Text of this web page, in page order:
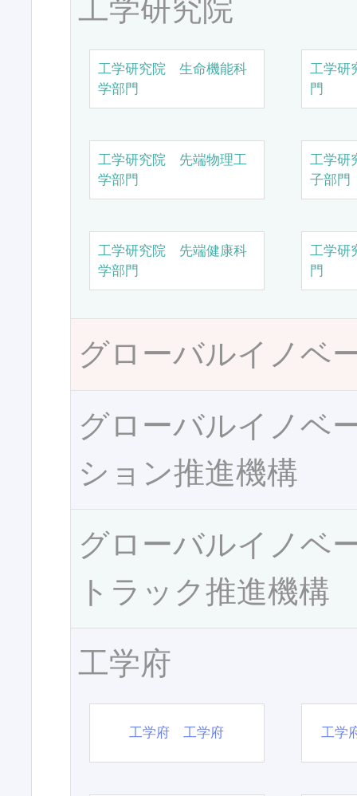
工学研究院
工学研究院 生命機能科
学部門
工学研
門
工学研究院 先端物理工
学部門
工学研
子部門
工学研究院 先端健康科
学部門
工学研
門
グローバルイノベ
グローバルイノベ
ション推進機構
グローバルイノベ
トラック推進機構
工学府
工学府 工学府 工学